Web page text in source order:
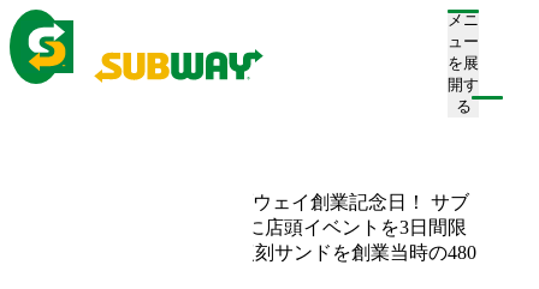
メニ
ュー
を展
開す
る
3月25日(月)は日本サブウェイ創業記念日！ サブ
ウェイ創業祭 4年ぶりに店頭イベントを3日間限
定開催！ ～創業時の復刻サンドを創業当時の480